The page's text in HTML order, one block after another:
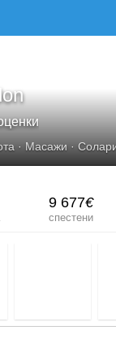
· Масажи ·
9 677€
спестени